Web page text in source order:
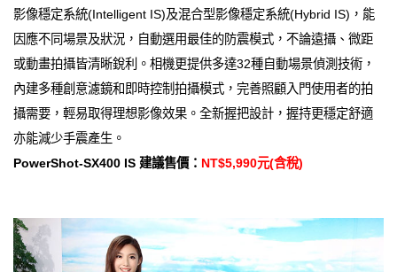
影像穩定系統(Intelligent IS)及混合型影像穩定系統(Hybrid IS)，能
因應不同場景及狀況，自動選用最佳的防震模式，不論遠攝、微距
或動畫拍攝皆清晰銳利。相機更提供多達32種自動場景偵測技術，
內建多種創意濾鏡和即時控制拍攝模式，完善照顧入門使用者的拍
攝需要，輕易取得理想影像效果。全新握把設計，握持更穩定舒適
亦能減少手震產生。
PowerShot-SX400 IS 建議售價： NT$5,990元(含稅)